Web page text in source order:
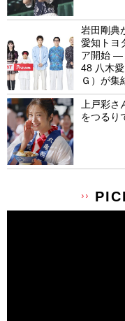
岩田剛典
愛知トヨ
ア開始 ―
48 八木
Ｇ）が
上戸彩さ
をつるり